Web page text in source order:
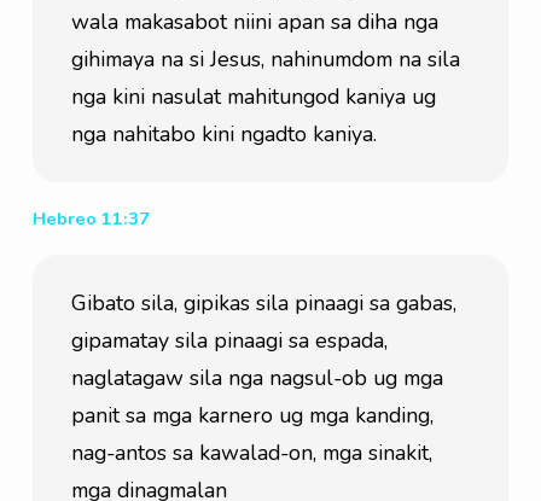
wala makasabot niini apan sa diha nga
gihimaya na si Jesus, nahinumdom na sila
nga kini nasulat mahitungod kaniya ug
nga nahitabo kini ngadto kaniya.
Hebreo 11:37
Gibato sila, gipikas sila pinaagi sa gabas,
gipamatay sila pinaagi sa espada,
naglatagaw sila nga nagsul-ob ug mga
panit sa mga karnero ug mga kanding,
nag-antos sa kawalad-on, mga sinakit,
mga dinagmalan